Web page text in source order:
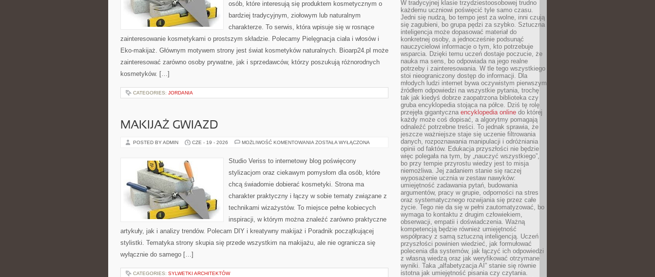
osób, które interesują się produktem kosmetycznym o
bardziej tradycyjnym, ziołowym lub naturalnym
charakterze. To serwis, która wpisuje się w rosnące
zainteresowanie kosmetykami o prostszym składzie. Polecamy Pielęgnacja ciała i włosów i
Eko-makijaż. Głównym motywem strony jest świat kosmetyków naturalnych. Bioarp24.pl może
zainteresować zarówno osoby prywatne, jak i sprzedawców, którzy poszukują różnorodnych
kosmetyków. […]
CATEGORIES: JORDANIA
MAKIJAŻ GWIAZD
POSTED BY ADMIN CZE - 19 - 2026 MOŻLIWOŚĆ KOMENTOWANIA MAKIJAŻ
ZOSTAŁA WYŁĄCZONA
Studio Veriss to internetowy blog poświęcony
stylizacjom oraz ciekawym pomysłom dla osób, które
chcą świadomie dobierać kosmetyki. Strona ma
charakter praktyczny i łączy w sobie tematy związane z
technikami wizażystów. To miejsce pełne kobiecych
inspiracji, w którym można znaleźć zarówno praktyczne
artykuły, jak i analizy trendów. Polecam DIY i kreatywny makijaż i Poradnik początkującej
stylistki. Tematyka strony skupia się przede wszystkim na makijażu, ale nie ogranicza się
wyłącznie do samego […]
CATEGORIES: SYLWETKI ARCHITEKTÓW
W tradycyjnej klasie trzydziestoosobowej trudno
każdemu uczniowi poświęcić tyle samo czasu.
Jedni się nudzą, bo tempo jest za wolne, inni czują
się zagubieni, bo grupa pędzi za szybko. Sztuczna
inteligencja może dopasować materiał do
konkretnej osoby, a jednocześnie podsunąć
nauczycielowi informacje o tym, kto potrzebuje
wsparcia. Dzięki temu uczeń dostaje poczucie, że
nauka ma sens, bo odpowiada na jego realne
potrzeby i zainteresowania. W tle tego wszystkiego
stoi nieograniczony dostęp do informacji. Dla
młodych ludzi internet bywa oczywistym pierwszym
źródłem odpowiedzi na wszystkie pytania, trochę
tak jak kiedyś dobrze zaopatrzona biblioteka czy
gruba encyklopedia stojąca na półce. Dziś tę rolę
przejęła gigantyczna encyklopedia online do której
każdy może coś dopisać, a algorytmy pomagają
odnaleźć potrzebne treści. To jednak sprawia, że
jeszcze ważniejsze staje się uczenie filtrowania
danych, rozpoznawania manipulacji i odróżniania
opinii od faktów. Edukacja przyszłości nie będzie
więc polegała na tym, by „nauczyć wszystkiego”,
bo przy tempie przyrostu wiedzy jest to misja
niemożliwa. Jej zadaniem stanie się raczej
wyposażenie ucznia w zestaw nawyków:
umiejętność zadawania pytań, budowania
argumentów, pracy w grupie, odporności na stres
oraz systematycznego rozwijania się przez całe
życie. Tego nie da się w pełni zautomatyzować, bo
wymaga to kontaktu z drugim człowiekiem,
obserwacji, empatii i doświadczenia. Ważną
kompetencją będzie również umiejętność
współpracy z samą sztuczną inteligencją. Uczeń
przyszłości powinien wiedzieć, jak formułować
polecenia dla systemów, jak łączyć ich odpowiedzi
z własną wiedzą oraz jak weryfikować otrzymane
wyniki. Taka „alfabetyzacja AI” stanie się równie
istotna jak umiejętność pisania czy czytania.